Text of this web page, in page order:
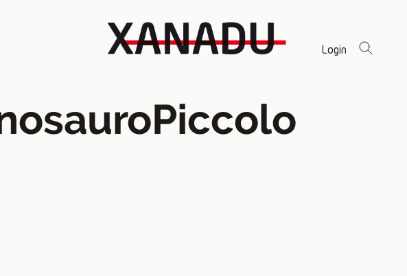
Login